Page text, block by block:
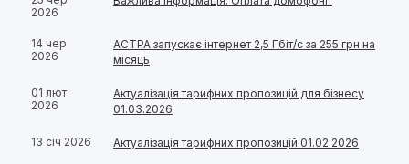
2026
14 чер
2026
АСТРА запускає інтернет 2,5 Гбіт/с за 255 грн на
місяць
01 лют
2026
Актуалізація тарифних пропозицій для бізнесу
01.03.2026
13 січ 2026 Актуалізація тарифних пропозицій 01.02.2026